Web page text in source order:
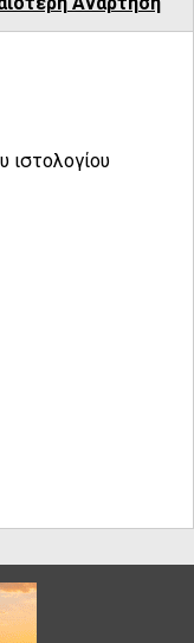
ιστολογίου